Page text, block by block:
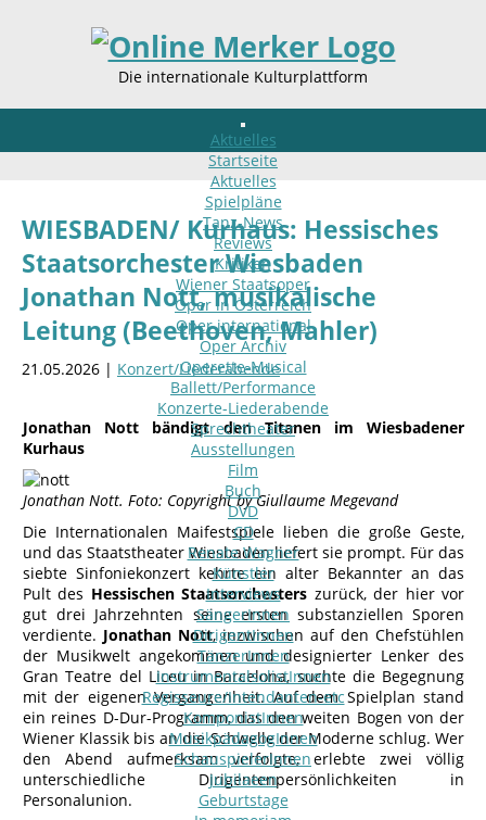
Die internationale Kulturplattform
Aktuelles
Startseite
Aktuelles
Spielpläne
Tanz-News
Reviews
Kritiken
Wiener Staatsoper
Oper in Österreich
Oper international
Oper Archiv
Operette-Musical
Ballett/Performance
Konzerte-Liederabende
Sprechtheater
Ausstellungen
Film
Buch
DVD
CD
Renate Wagner
Künstler
Interviews
SängerInnen
DirigentInnen
TänzerInnen
InstrumentalsolistInnen
Regisseure/Intendanten-etc
KomponistInnen
MusikpädagogInnen
SchauspielerInnen
Jubilaeen
Geburtstage
WIESBADEN/ Kurhaus: Hessisches
Staatsorchester Wiesbaden
Jonathan Nott, musikalische
Leitung (Beethoven, Mahler)
21.05.2026 | Konzert/Liederabende
Jonathan Nott bändigt den Titanen im Wiesbadener
Kurhaus
Jonathan Nott. Foto: Copyright by Giullaume Megevand
Die Internationalen Maifestspiele lieben die große Geste,
und das Staatstheater Wiesbaden liefert sie prompt. Für das
siebte Sinfoniekonzert kehrte ein alter Bekannter an das
Pult des Hessischen Staatsorchesters zurück, der hier vor
gut drei Jahrzehnten seine ersten substanziellen Sporen
verdiente. Jonathan Nott, inzwischen auf den Chefstühlen
der Musikwelt angekommen und designierter Lenker des
Gran Teatre del Liceu in Barcelona, suchte die Begegnung
mit der eigenen Vergangenheit. Auf dem Spielplan stand
ein reines D-Dur-Programm, das den weiten Bogen von der
Wiener Klassik bis an die Schwelle der Moderne schlug. Wer
den Abend aufmerksam verfolgte, erlebte zwei völlig
unterschiedliche Dirigentenpersönlichkeiten in
Personalunion.